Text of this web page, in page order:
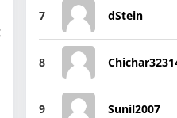
7 dStein
8
9 Sunil2007